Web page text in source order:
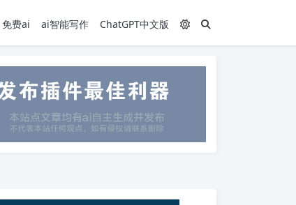
免费ai ai智能写作 ChatGPT中文版